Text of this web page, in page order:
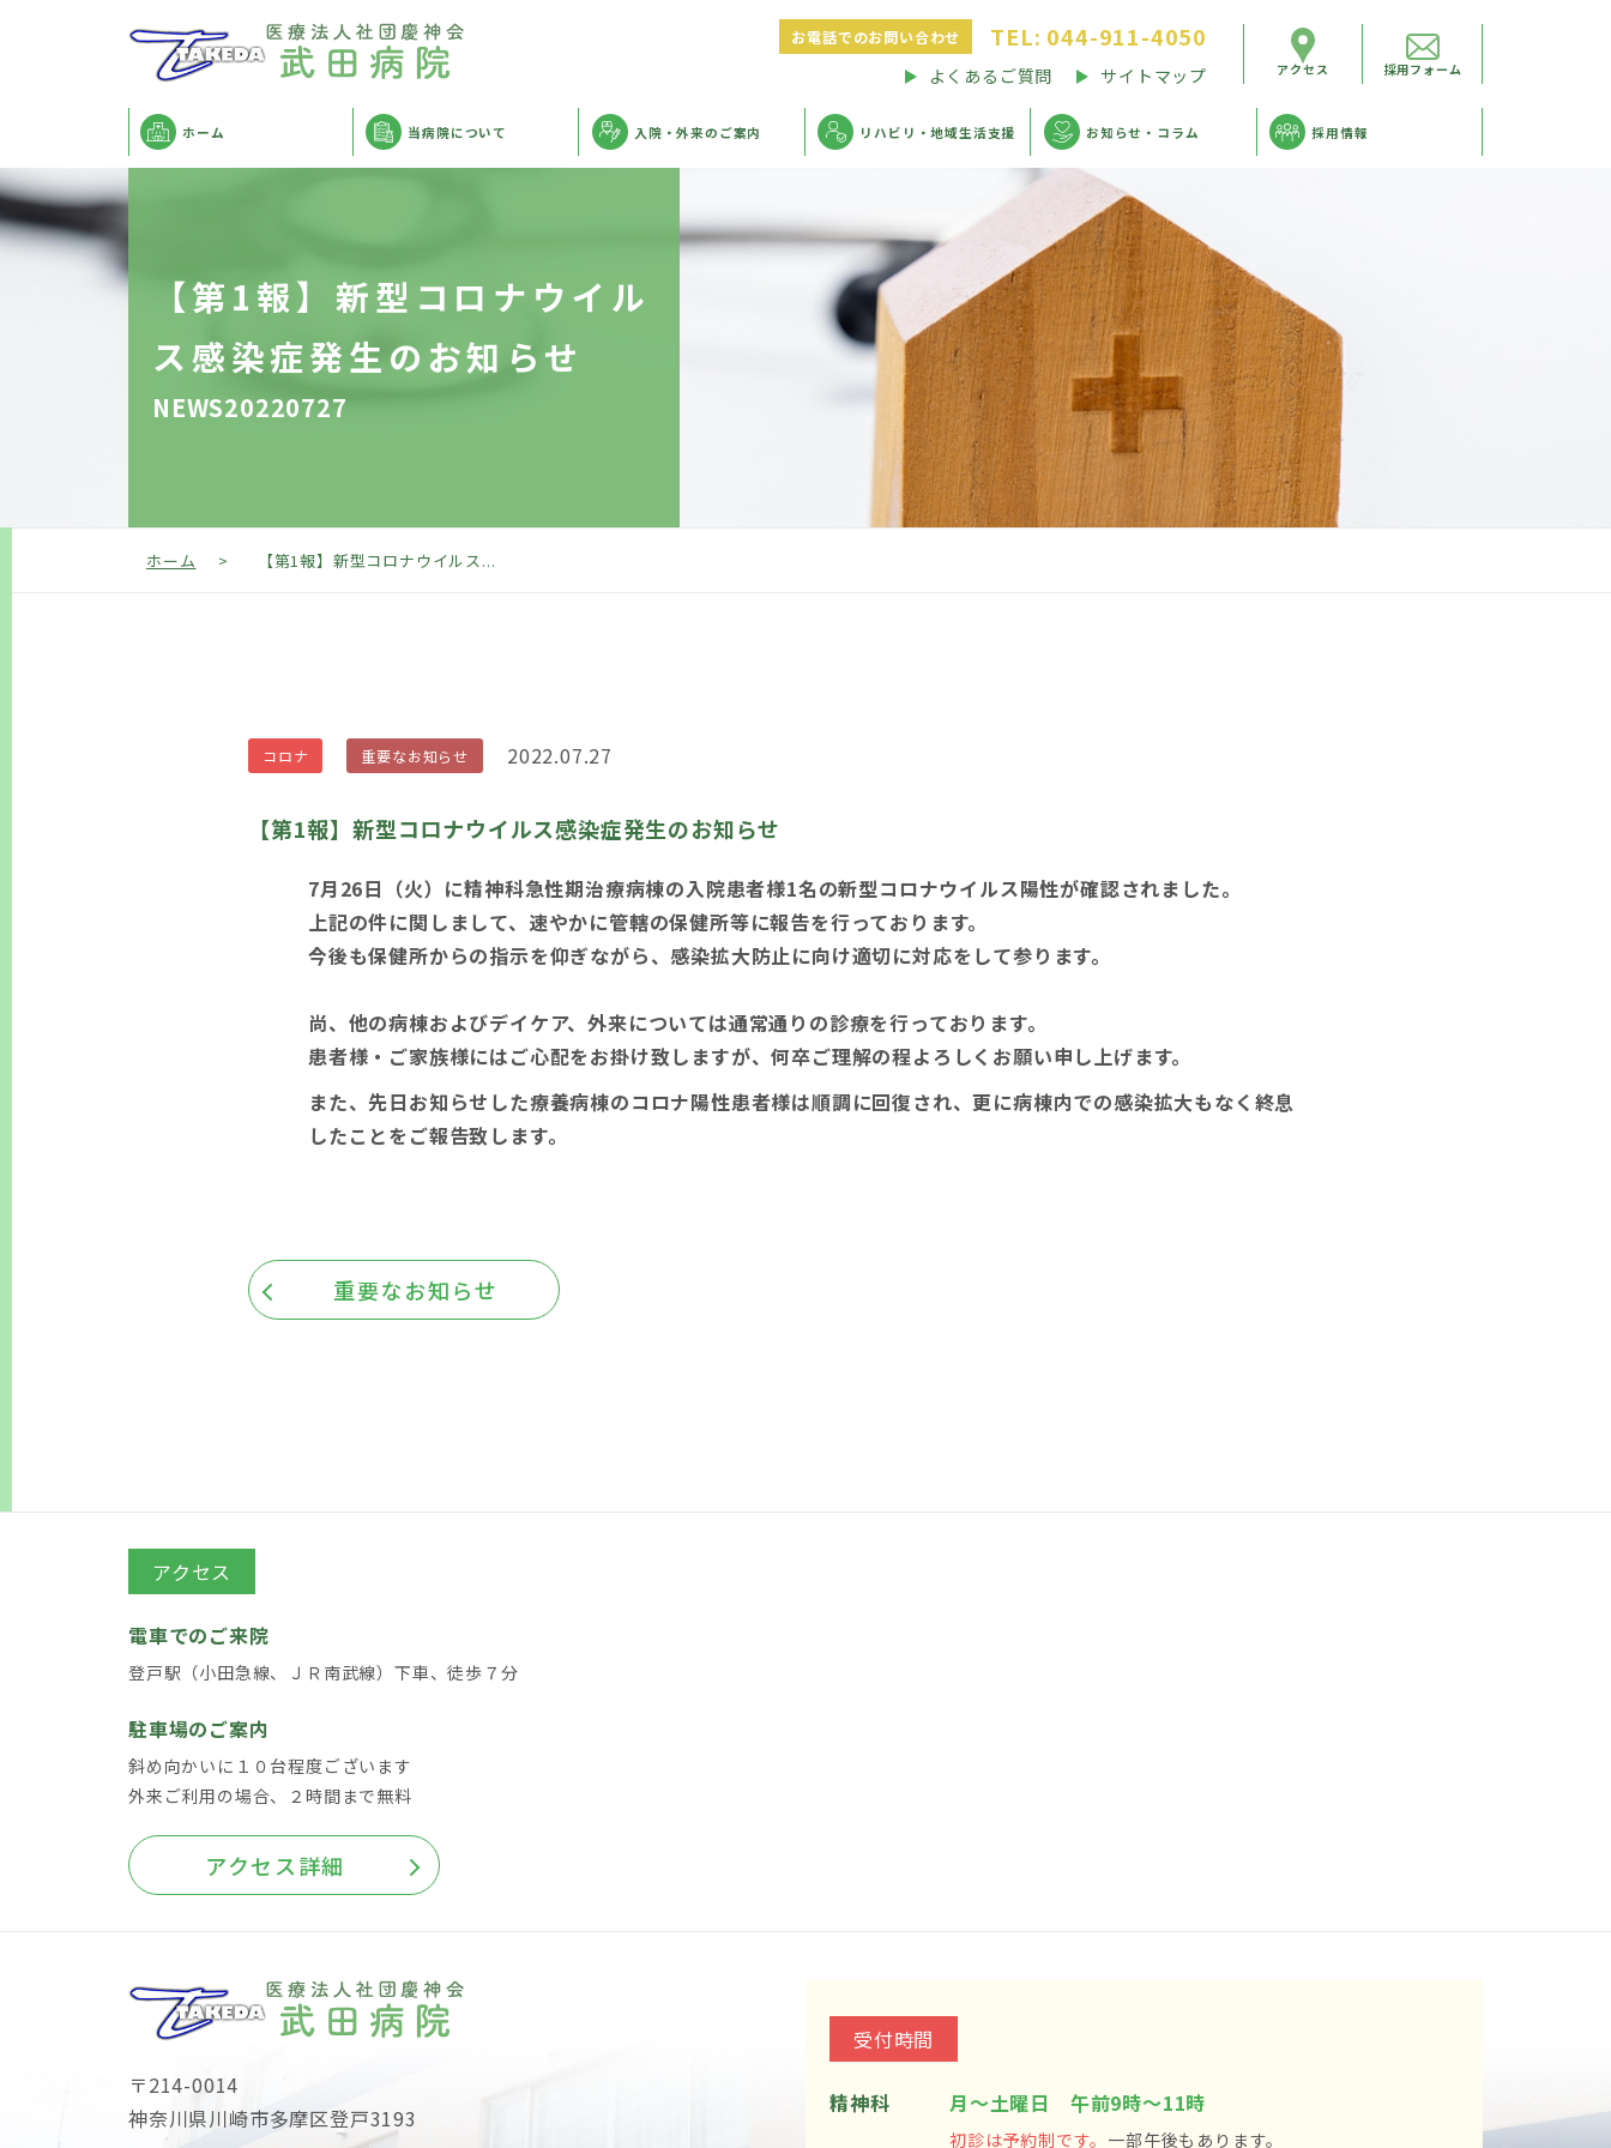
お電話でのお問い合わせ TEL: 044-911-4050
よくあるご質問 サイトマップ アクセス 採用フォーム
ホーム 当病院について 入院・外来のご案内 リハビリ・地域生活支援 お知らせ・コラム 採用情報
【第1報】新型コロナウイル
ス感染症発生のお知らせ
NEWS20220727
ホーム > 【第1報】新型コロナウイルス...
コロナ 重要なお知らせ 2022.07.27
【第1報】新型コロナウイルス感染症発生のお知らせ
7月26日（火）に精神科急性期治療病棟の入院患者様1名の新型コロナウイルス陽性が確認されました。
上記の件に関しまして、速やかに管轄の保健所等に報告を行っております。
今後も保健所からの指示を仰ぎながら、感染拡大防止に向け適切に対応をして参ります。
尚、他の病棟およびデイケア、外来については通常通りの診療を行っております。
患者様・ご家族様にはご心配をお掛け致しますが、何卒ご理解の程よろしくお願い申し上げます。
また、先日お知らせした療養病棟のコロナ陽性患者様は順調に回復され、更に病棟内での感染拡大もなく終息
したことをご報告致します。
重要なお知らせ
アクセス
電車でのご来院
登戸駅（小田急線、ＪＲ南武線）下車、徒歩７分
駐車場のご案内
斜め向かいに１０台程度ございます
外来ご利用の場合、２時間まで無料
アクセス詳細
〒214-0014
神奈川県川崎市多摩区登戸3193
受付時間
精神科 月～土曜日 午前9時～11時
初診は予約制です。 一部午後もあります。